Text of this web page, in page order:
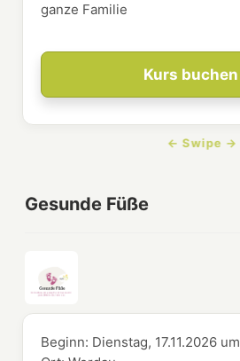
Kurs buchen
ganze Familie
Gesunde Füße
Beginn: Dienstag, 17.11.2026 um